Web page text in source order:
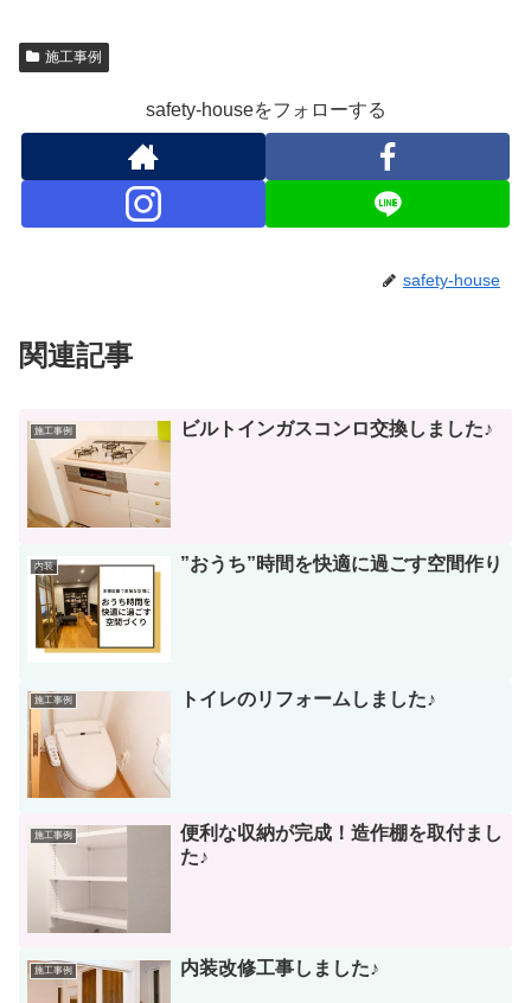
施工事例
safety-houseをフォローする
safety-house
関連記事
施工事例 ビルトインガスコンロ交換しました♪
内装 ”おうち”時間を快適に過ごす空間作り
施工事例 トイレのリフォームしました♪
施工事例
便利な収納が完成！造作棚を取付まし
た♪
施工事例 内装改修工事しました♪